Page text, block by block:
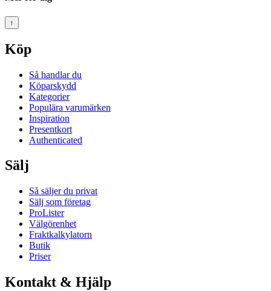
↑
Köp
Så handlar du
Köparskydd
Kategorier
Populära varumärken
Inspiration
Presentkort
Authenticated
Sälj
Så säljer du privat
Sälj som företag
ProLister
Välgörenhet
Fraktkalkylatorn
Butik
Priser
Kontakt & Hjälp